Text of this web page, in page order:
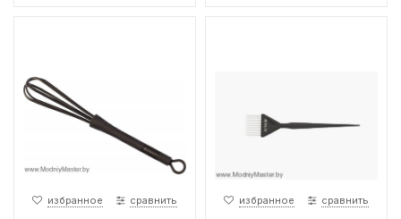
избранное сравнить избранное сравнить